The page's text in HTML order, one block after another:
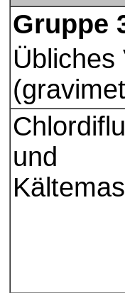
Gruppe
und